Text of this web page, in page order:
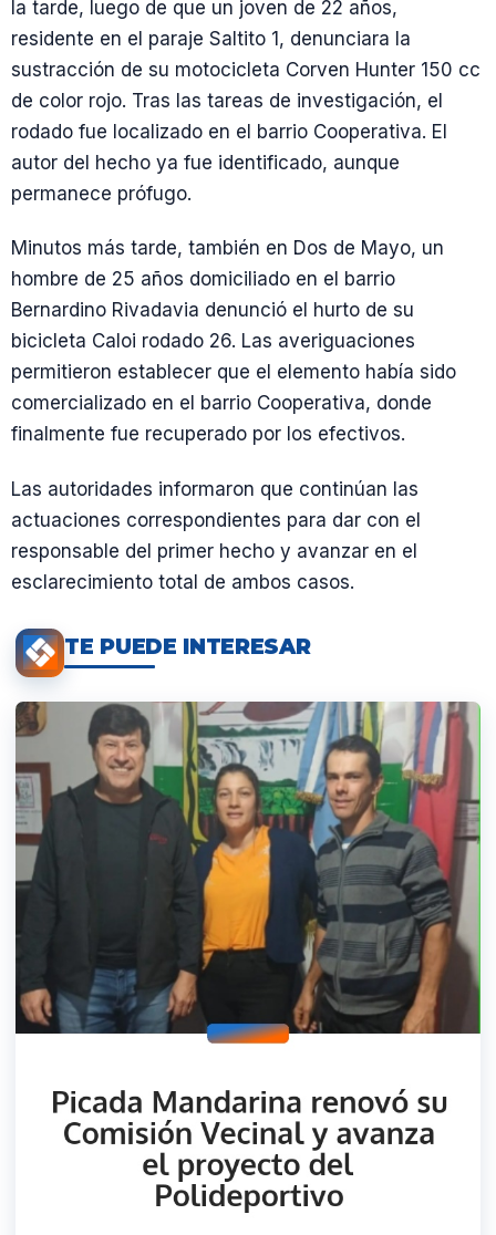
la tarde, luego de que un joven de 22 años,
residente en el paraje Saltito 1, denunciara la
sustracción de su motocicleta Corven Hunter 150 cc
de color rojo. Tras las tareas de investigación, el
rodado fue localizado en el barrio Cooperativa. El
autor del hecho ya fue identificado, aunque
permanece prófugo.
Minutos más tarde, también en Dos de Mayo, un
hombre de 25 años domiciliado en el barrio
Bernardino Rivadavia denunció el hurto de su
bicicleta Caloi rodado 26. Las averiguaciones
permitieron establecer que el elemento había sido
comercializado en el barrio Cooperativa, donde
finalmente fue recuperado por los efectivos.
Las autoridades informaron que continúan las
actuaciones correspondientes para dar con el
responsable del primer hecho y avanzar en el
esclarecimiento total de ambos casos.
TE PUEDE INTERESAR